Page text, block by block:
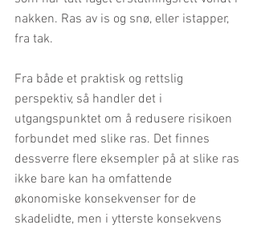
nakken. Ras av is og snø, eller istapper,
fra tak.
Fra både et praktisk og rettslig
perspektiv, så handler det i
utgangspunktet om å redusere risikoen
forbundet med slike ras. Det finnes
dessverre flere eksempler på at slike ras
ikke bare kan ha omfattende
økonomiske konsekvenser for de
skadelidte, men i ytterste konsekvens